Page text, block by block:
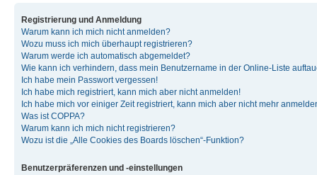
Registrierung und Anmeldung
Warum kann ich mich nicht anmelden?
Wozu muss ich mich überhaupt registrieren?
Warum werde ich automatisch abgemeldet?
Wie kann ich verhindern, dass mein Benutzername in der Online-Liste
Ich habe mein Passwort vergessen!
Ich habe mich registriert, kann mich aber nicht anmelden!
Ich habe mich vor einiger Zeit registriert, kann mich aber nicht mehr
Was ist COPPA?
Warum kann ich mich nicht registrieren?
Wozu ist die „Alle Cookies des Boards löschen“-Funktion?
Benutzerpräferenzen und -einstellungen